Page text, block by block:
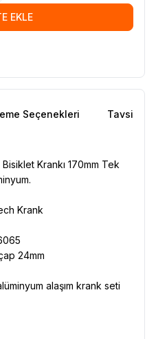
EKLE
Seçenekleri Tavsiye Et
Krankı 170mm Tek
Krank
24mm
alaşım krank seti